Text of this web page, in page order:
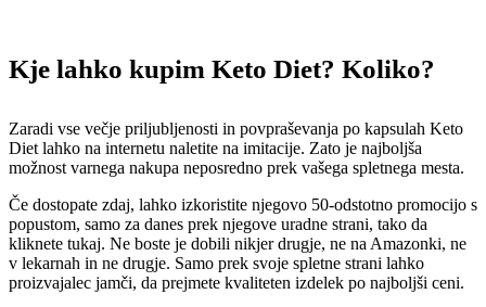
Kje lahko kupim Keto Diet? Koliko?
Zaradi vse večje priljubljenosti in povpraševanja po kapsulah Keto
Diet lahko na internetu naletite na imitacije. Zato je najboljša
možnost varnega nakupa neposredno prek vašega spletnega mesta.
Če dostopate zdaj, lahko izkoristite njegovo 50-odstotno promocijo s
popustom, samo za danes prek njegove uradne strani, tako da
kliknete tukaj. Ne boste je dobili nikjer drugje, ne na Amazonki, ne
v lekarnah in ne drugje. Samo prek svoje spletne strani lahko
proizvajalec jamči, da prejmete kvaliteten izdelek po najboljši ceni.